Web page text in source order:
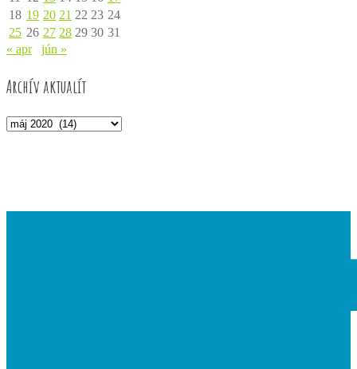
18 19 20 21 22 23 24
25 26 27 28 29 30 31
« apr
jún »
Archív aktualít
Archív